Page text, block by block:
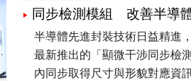
同步檢測模組 改善半導
半導體先進封裝技術日益精進
最新推出的「顯微干涉同步檢
內同步取得尺寸與形貌對應資